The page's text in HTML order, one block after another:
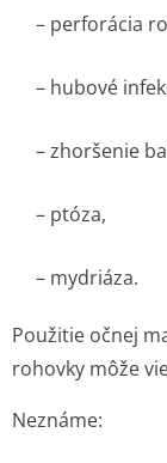
– perforácia
– hubové
– zhoršenie
– ptóza,
– mydriáza.
Použitie očnej
rohovky môže
Neznáme: